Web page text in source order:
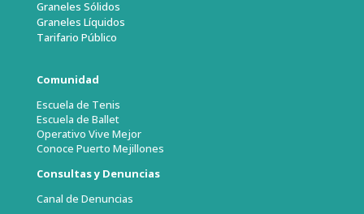
Graneles Sólidos
Graneles Líquidos
Tarifario Público
Comunidad
Escuela de Tenis
Escuela de Ballet
Operativo Vive Mejor
Conoce Puerto Mejillones
Consultas y Denuncias
Canal de Denuncias